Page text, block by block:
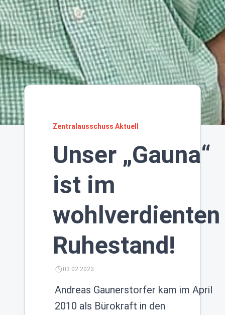
Zentralausschuss Aktuell
Unser „Gauna“
ist im
wohlverdienten
Ruhestand!
03.02.2023
Andreas Gaunerstorfer kam im April
2010 als Bürokraft in den